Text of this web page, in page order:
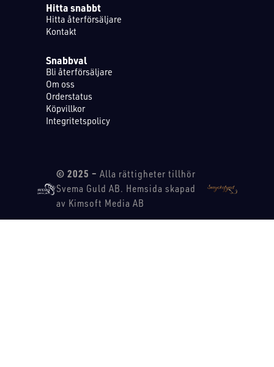
Hitta snabbt
Hitta återförsäljare
Kontakt
Snabbval
Bli återförsäljare
Om oss
Orderstatus
Köpvillkor
Integritetspolicy
© 2025 – Alla rättigheter tillhör
Svema Guld AB. Hemsida skapad
av Kimsoft Media AB